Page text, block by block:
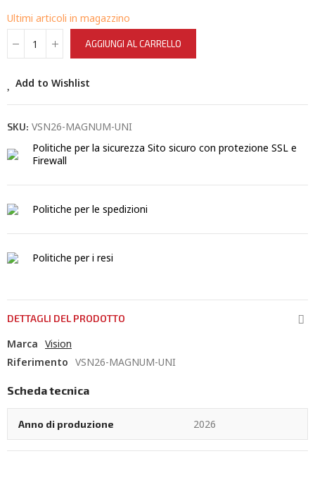
Ultimi articoli in magazzino
AGGIUNGI AL CARRELLO
Add to Wishlist
SKU: VSN26-MAGNUM-UNI
Politiche per la sicurezza Sito sicuro con protezione SSL e
Firewall
Politiche per le spedizioni
Politiche per i resi
DETTAGLI DEL PRODOTTO
Marca Vision
Riferimento VSN26-MAGNUM-UNI
Scheda tecnica
Anno di produzione 2026